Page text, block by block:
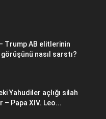
Trump AB elitlerinin
nasıl sarstı?
Yahudiler açlığı silah
– Papa XIV. Leo...